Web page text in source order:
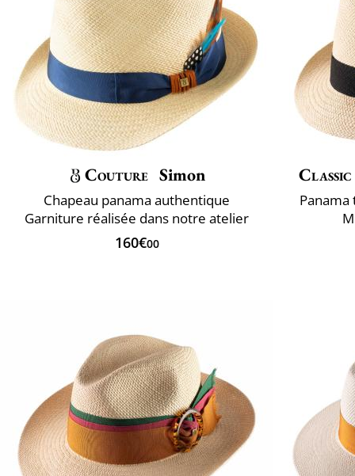
Couture Simon
Chapeau panama authentique
Garniture réalisée dans notre atelier
160€00
Panama